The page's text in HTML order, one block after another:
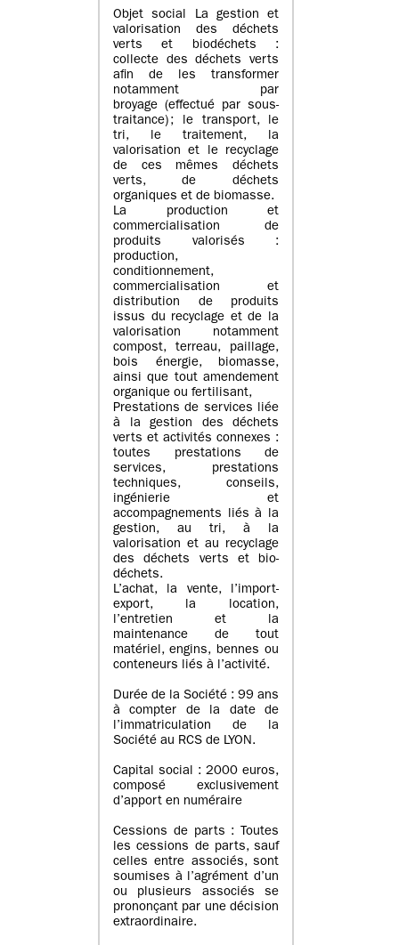
Objet social La gestion et
valorisation des déchets
verts et biodéchets :
collecte des déchets verts
afin de les transformer
notamment par
broyage (effectué par sous-
traitance) ; le transport, le
tri, le traitement, la
valorisation et le recyclage
de ces mêmes déchets
verts, de déchets
organiques et de biomasse.
La production et
commercialisation de
produits valorisés :
production,
conditionnement,
commercialisation et
distribution de produits
issus du recyclage et de la
valorisation notamment
compost, terreau, paillage,
bois énergie, biomasse,
ainsi que tout amendement
organique ou fertilisant,
Prestations de services liée
à la gestion des déchets
verts et activités connexes :
toutes prestations de
services, prestations
techniques, conseils,
ingénierie et
accompagnements liés à la
gestion, au tri, à la
valorisation et au recyclage
des déchets verts et bio-
déchets.
L’achat, la vente, l’import-
export, la location,
l’entretien et la
maintenance de tout
matériel, engins, bennes ou
conteneurs liés à l’activité.
Durée de la Société : 99 ans
à compter de la date de
l’immatriculation de la
Société au RCS de LYON.
Capital social : 2000 euros,
composé exclusivement
d’apport en numéraire
Cessions de parts : Toutes
les cessions de parts, sauf
celles entre associés, sont
soumises à l’agrément d’un
ou plusieurs associés se
prononçant par une décision
extraordinaire.